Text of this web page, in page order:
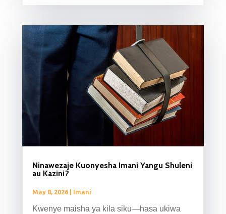
Ninawezaje Kuonyesha Imani Yangu Shuleni
au Kazini?
May 8, 2026| Imani
Kwenye maisha ya kila siku—hasa ukiwa